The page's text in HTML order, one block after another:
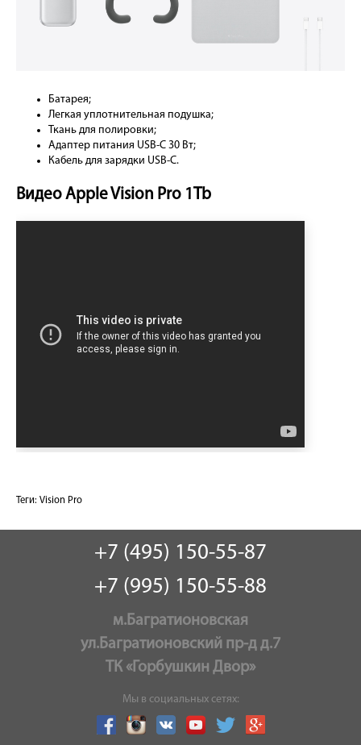
Батарея;
Легкая уплотнительная подушка;
Ткань для полировки;
Адаптер питания USB-C 30 Вт;
Кабель для зарядки USB-C.
Видео Apple Vision Pro 1Tb
Теги: Vision Pro
+7 (495) 150-55-87
+7 (995) 150-55-88
м.Багратионовская
ул.Багратионовский пр-д д.7
ТК «Горбушкин Двор»
Мы в социальных сетях: